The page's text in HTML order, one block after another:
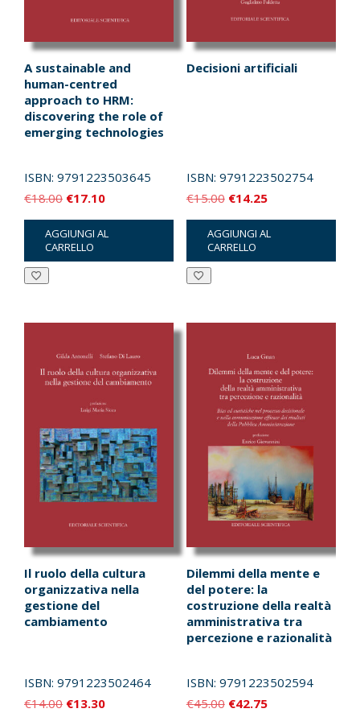
A sustainable and
human-centred
approach to HRM:
discovering the role of
emerging technologies
ISBN: 9791223503645
€18.00 Il
prezzo
originale
era:
€17.10Il
prezzo
attuale
è:
AGGIUNGI AL
CARRELLO
Decisioni artificiali
ISBN: 9791223502754
€15.00 Il
prezzo
originale
era:
€14.25Il
prezzo
attuale
è:
AGGIUNGI AL
CARRELLO
Il ruolo della cultura
organizzativa nella
gestione del
cambiamento
ISBN: 9791223502464
€14.00 Il
€13.30Il
Dilemmi della mente e
del potere: la
costruzione della realtà
amministrativa tra
percezione e razionalità
ISBN: 9791223502594
€45.00 Il
€42.75Il